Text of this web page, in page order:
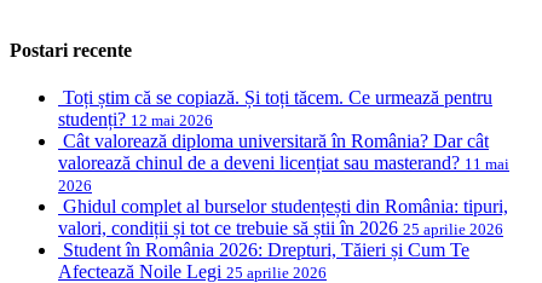
Postari recente
Toți știm că se copiază. Și toți tăcem. Ce urmează pentru
studenți? 12 mai 2026
Cât valorează diploma universitară în România? Dar cât
valorează chinul de a deveni licențiat sau masterand? 11 mai
2026
Ghidul complet al burselor studențești din România: tipuri,
valori, condiții și tot ce trebuie să știi în 2026 25 aprilie 2026
Student în România 2026: Drepturi, Tăieri și Cum Te
Afectează Noile Legi 25 aprilie 2026